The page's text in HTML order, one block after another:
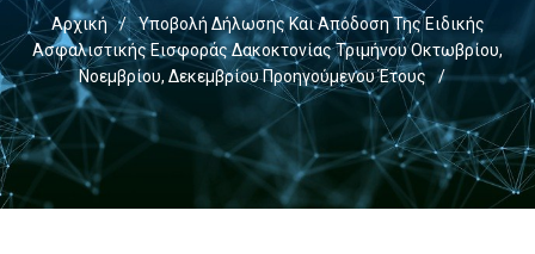
Αρχική /
Υποβολή Δήλωσης Και Απόδοση Της Ειδικής
Ασφαλιστικής Εισφοράς Δακοκτονίας Τριμήνου Οκτωβρίου,
Νοεμβρίου, Δεκεμβρίου Προηγούμενου Έτους
/